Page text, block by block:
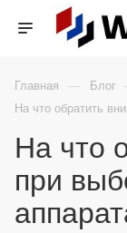
Главная — Блог
На что обратить
На что
при